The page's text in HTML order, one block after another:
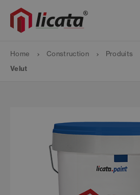
Home Construction Produits
Velut